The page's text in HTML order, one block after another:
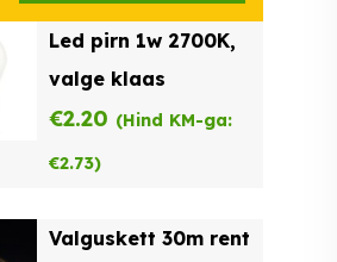
Led pirn 1w 2700K,
valge klaas
€2.20 (Hind KM-ga:
€2.73)
Valguskett 30m rent